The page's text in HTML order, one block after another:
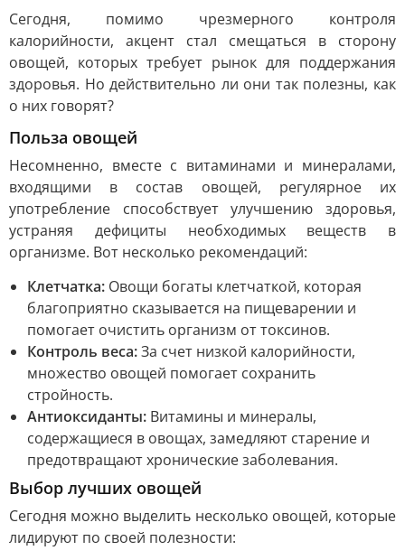
Сегодня, помимо чрезмерного контроля
калорийности, акцент стал смещаться в сторону
овощей, которых требует рынок для поддержания
здоровья. Но действительно ли они так полезны, как
о них говорят?
Польза овощей
Несомненно, вместе с витаминами и минералами,
входящими в состав овощей, регулярное их
употребление способствует улучшению здоровья,
устраняя дефициты необходимых веществ в
организме. Вот несколько рекомендаций:
Клетчатка: Овощи богаты клетчаткой, которая
благоприятно сказывается на пищеварении и
помогает очистить организм от токсинов.
Контроль веса:За счет низкой калорийности,
множество овощей помогает сохранить
стройность.
Антиоксиданты: Витамины и минералы,
содержащиеся в овощах, замедляют старение и
предотвращают хронические заболевания.
Выбор лучших овощей
Сегодня можно выделить несколько овощей, которые
лидируют по своей полезности: